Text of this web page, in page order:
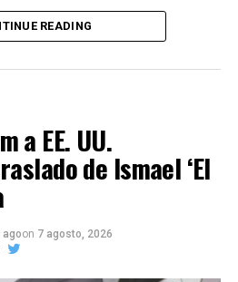
ESTA INFORMACIÓN
mínimo 75 mil millones de
la gente de Sinaloa
de Ovidio Guzmán
INFORMACIÓN
READING
a EE. UU.
de Ismael ‘El
agoon 7 agosto, 2026